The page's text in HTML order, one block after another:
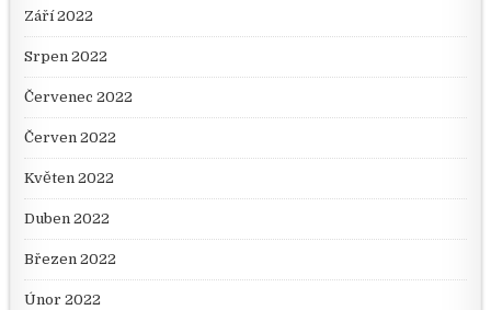
Září 2022
Srpen 2022
Červenec 2022
Červen 2022
Květen 2022
Duben 2022
Březen 2022
Únor 2022